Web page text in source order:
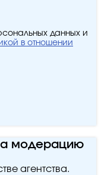
данных и
в отношении
модерацию
агентства.